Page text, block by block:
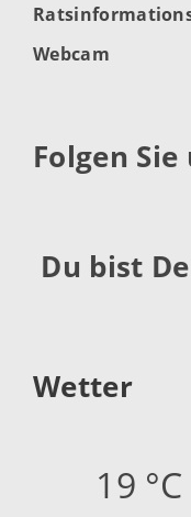
Webcam
Folgen Sie
Du bist
Wetter
19 °C